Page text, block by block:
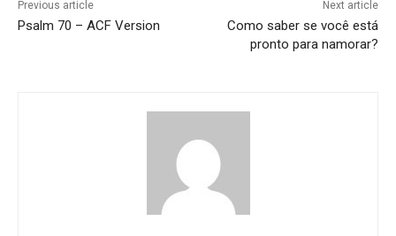
Previous article
Psalm 70 – ACF Version
Next article
Como saber se você está
pronto para namorar?